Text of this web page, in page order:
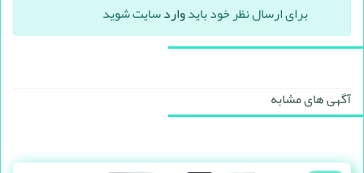
برای ارسال نظر خود بایدواردسایت شوید
آگهی های مشابه